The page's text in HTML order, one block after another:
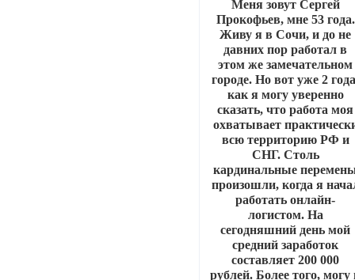
Меня зовут Сергей
Прокофьев, мне 53 года.
Живу я в Сочи, и до не
давних пор работал в
этом же замечательном
городе. Но вот уже 2
как я могу уверенно
сказать, что работа моя
охватывает
всю территорию РФ и
СНГ. Столь
кардинальные
произошли, когда я
работать онлайн-
логистом. На
сегодняшний день мой
средний заработок
составляет 200 000
рублей. Более того, могу